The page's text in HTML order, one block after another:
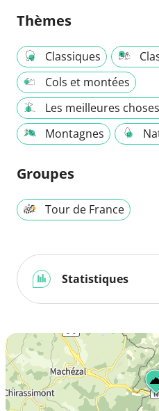
Thèmes
Classiques
Cols et montées
Les meilleures
Montagnes
Groupes
Tour de France
Statistiques